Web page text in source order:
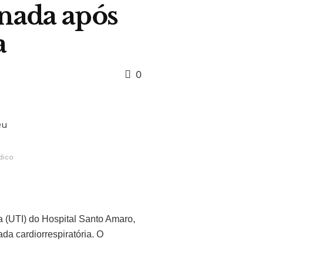
após
0
(UTI) do Hospital Santo Amaro,
cardiorrespiratória. O